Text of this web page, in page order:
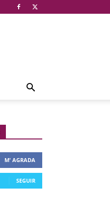
M' AGRADA
SEGUIR